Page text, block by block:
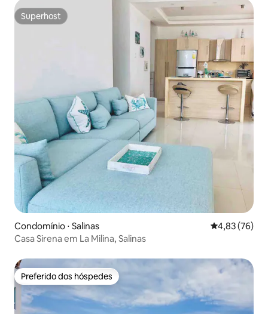
Superhost
Superhost
Condomínio ⋅ Salinas 4,83 de uma
4,83 (76)
Casa Sirena em La Milina, Salinas
Preferido dos hóspedes
Preferido dos hóspedes